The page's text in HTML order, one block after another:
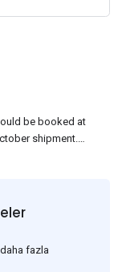
be booked at
shipment.
t at $485/t
the market, but it
This was a re-
mill.
fazla